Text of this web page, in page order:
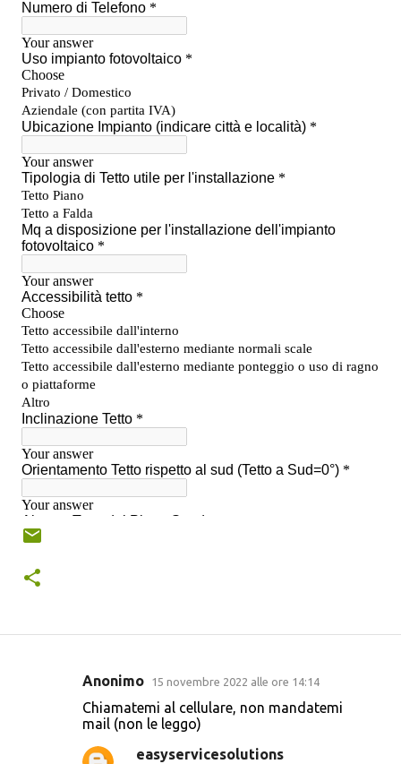
Anonimo 15 novembre 2022 alle ore 14:14
Chiamatemi al cellulare, non mandatemi
mail (non le leggo)
easyservicesolutions